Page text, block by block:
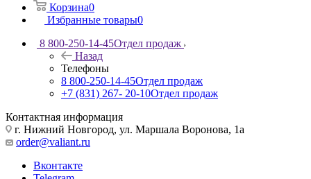
Корзина0
Избранные товары0
8 800-250-14-45Отдел продаж
Назад
Телефоны
8 800-250-14-45Отдел продаж
+7 (831) 267- 20-10Отдел продаж
Контактная информация
г. Нижний Новгород, ул. Маршала Воронова, 1а
order@valiant.ru
Вконтакте